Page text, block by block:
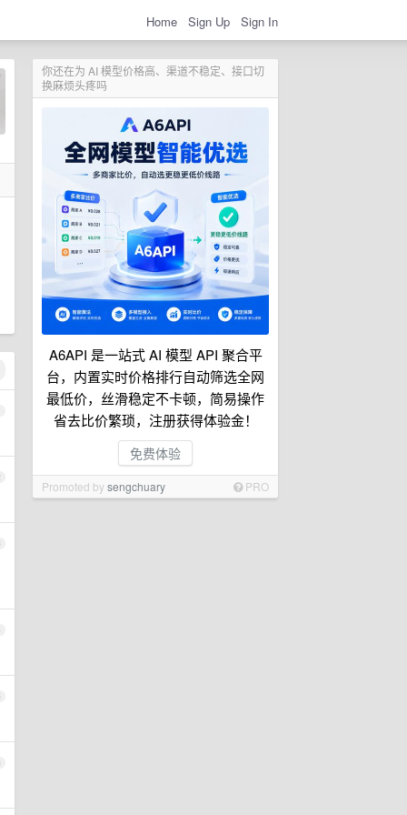
Home Sign Up Sign In
你还在为 AI 模型价格高、渠道不稳定、接口切
换麻烦头疼吗
A6API 是一站式 AI 模型 API 聚合平
台，内置实时价格排行自动筛选全网
最低价，丝滑稳定不卡顿，简易操作
省去比价繁琐，注册获得体验金！
免费体验
Promoted bysengchuary PRO